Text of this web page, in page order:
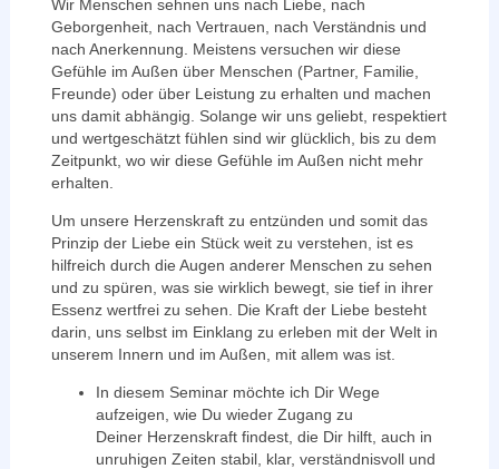
Wir Menschen sehnen uns nach Liebe, nach
Geborgenheit, nach Vertrauen, nach Verständnis und
nach Anerkennung. Meistens versuchen wir diese
Gefühle im Außen über Menschen (Partner, Familie,
Freunde) oder über Leistung zu erhalten und machen
uns damit abhängig. Solange wir uns geliebt, respektiert
und wertgeschätzt fühlen sind wir glücklich, bis zu dem
Zeitpunkt, wo wir diese Gefühle im Außen nicht mehr
erhalten.
Um unsere Herzenskraft zu entzünden und somit das
Prinzip der Liebe ein Stück weit zu verstehen, ist es
hilfreich durch die Augen anderer Menschen zu sehen
und zu spüren, was sie wirklich bewegt, sie tief in ihrer
Essenz wertfrei zu sehen. Die Kraft der Liebe besteht
darin, uns selbst im Einklang zu erleben mit der Welt in
unserem Innern und im Außen, mit allem was ist.
In diesem Seminar möchte ich Dir Wege
aufzeigen, wie Du wieder Zugang zu
Deiner Herzenskraft findest, die Dir hilft, auch in
unruhigen Zeiten stabil, klar, verständnisvoll und